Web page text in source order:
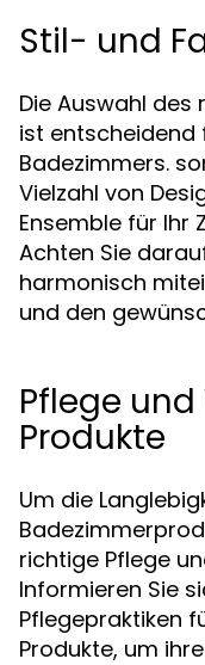
Stil- und
Die Auswahl des
ist entscheidend
Badezimmers.
Vielzahl von
Ensemble für Ihr
Achten Sie
harmonisch
und den
Pflege
Produkte
Um die
richtige Pflege
Informieren Sie
Pflegepraktiken
Produkte, um